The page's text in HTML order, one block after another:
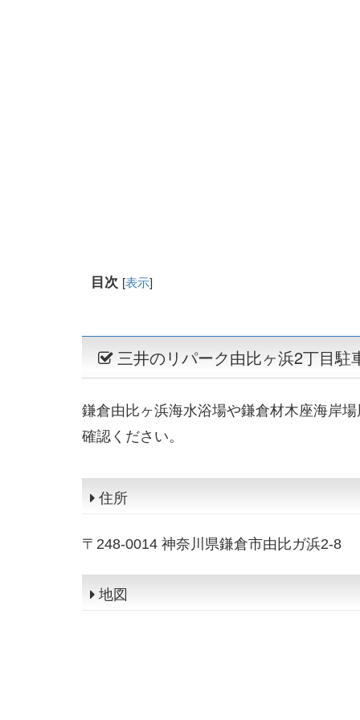
目次 [表示]
三井のリパーク由比ヶ浜2丁目駐
鎌倉由比ヶ浜海水浴場や鎌倉材木座海岸
確認ください。
住所
〒248-0014 神奈川県鎌倉市由比ガ浜2-8
地図